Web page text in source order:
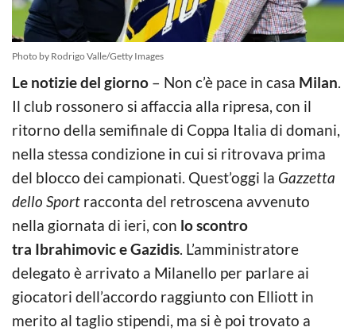
Photo by Rodrigo Valle/Getty Images
Le notizie del giorno – Non c’è pace in casa Milan.
Il club rossonero si affaccia alla ripresa, con il
ritorno della semifinale di Coppa Italia di domani,
nella stessa condizione in cui si ritrovava prima
del blocco dei campionati. Quest’oggi la Gazzetta
dello Sport racconta del retroscena avvenuto
nella giornata di ieri, con lo scontro
tra Ibrahimovic e Gazidis. L’amministratore
delegato è arrivato a Milanello per parlare ai
giocatori dell’accordo raggiunto con Elliott in
merito al taglio stipendi, ma si è poi trovato a